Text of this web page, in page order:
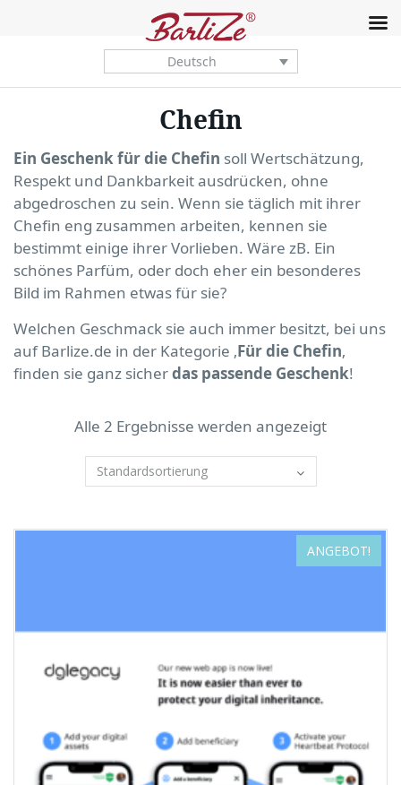
Deutsch
Chefin
Ein Geschenk für die Chefin soll Wertschätzung,
Respekt und Dankbarkeit ausdrücken, ohne
abgedroschen zu sein. Wenn sie täglich mit ihrer
Chefin eng zusammen arbeiten, kennen sie
bestimmt einige ihrer Vorlieben. Wäre zB. Ein
schönes Parfüm, oder doch eher ein besonderes
Bild im Rahmen etwas für sie?
Welchen Geschmack sie auch immer besitzt, bei uns
auf Barlize.de in der Kategorie ‚Für die Chefin‚
finden sie ganz sicherdas passende Geschenk!
Alle 2 Ergebnisse werden angezeigt
ANGEBOT!